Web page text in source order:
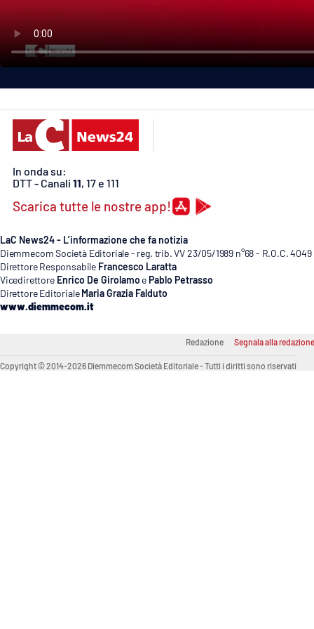
Sanità
Società
Rubriche
Good Morning Vietnam
Parchi Marini Calabria
Leggendo Alvaro insieme
Imprese Di Calabria
Le perfidie di Antonella Grippo
In onda su:
DTT - Canali 11, 17 e 111
Scarica tutte le nostre app!
LaC News24 - L’informazione che fa notizia
Diemmecom Società Editoriale - reg. trib. VV 23/05/1989 n°68 - R.O.C. 4049
Direttore Responsabile Francesco Laratta
Vicedirettore Enrico De Girolamo e Pablo Petrasso
Direttore Editoriale Maria Grazia Falduto
www.diemmecom.it
Redazione Segnala alla redazione
Copyright © 2014-2026 Diemmecom Società Editoriale - Tutti i diritti sono riservati